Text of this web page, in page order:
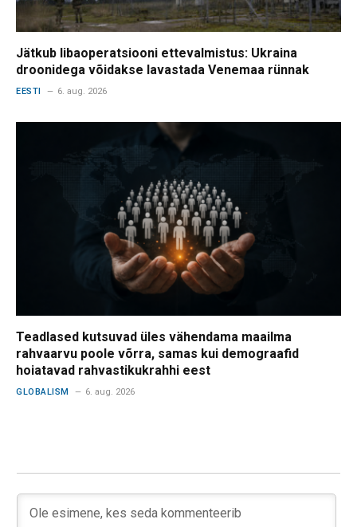
Jätkub libaoperatsiooni ettevalmistus: Ukraina
droonidega võidakse lavastada Venemaa rünnak
EESTI 6. aug. 2026
Teadlased kutsuvad üles vähendama maailma
rahvaarvu poole võrra, samas kui demograafid
hoiatavad rahvastikukrahhi eest
GLOBALISM 6. aug. 2026